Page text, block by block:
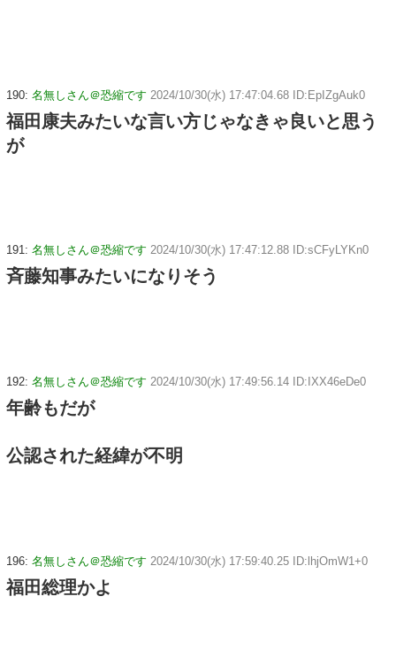
190: 名無しさん＠恐縮です 2024/10/30(水) 17:47:04.68 ID:EpIZgAuk0
福田康夫みたいな言い方じゃなきゃ良いと思う
が
191: 名無しさん＠恐縮です 2024/10/30(水) 17:47:12.88 ID:sCFyLYKn0
斉藤知事みたいになりそう
192: 名無しさん＠恐縮です 2024/10/30(水) 17:49:56.14 ID:IXX46eDe0
年齢もだが
公認された経緯が不明
196: 名無しさん＠恐縮です 2024/10/30(水) 17:59:40.25 ID:lhjOmW1+0
福田総理かよ